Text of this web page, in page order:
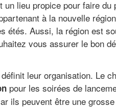
lieu propice pour faire du
à la nouvelle région
étés. Aussi, la région est
vous assurer le bon
leur organisation. Le
pour les soirées de
ils peuvent être une